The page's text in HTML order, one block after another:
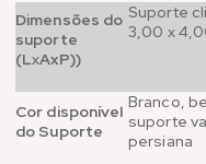
Dimensões do
suporte
(LxAxP))
Suporte
3,00 x
Cor disponível
do Suporte
Branco,
suporte
persiana